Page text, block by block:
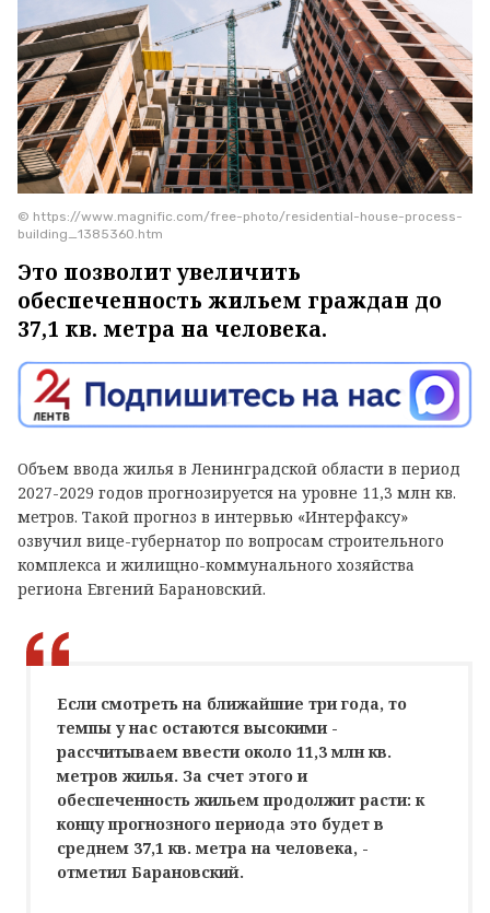
© https://www.magnific.com/free-photo/residential-house-process-
building_1385360.htm
Это позволит увеличить
обеспеченность жильем граждан до
37,1 кв. метра на человека.
Объем ввода жилья в Ленинградской области в период
2027-2029 годов прогнозируется на уровне 11,3 млн кв.
метров. Такой прогноз в интервью «Интерфаксу»
озвучил вице-губернатор по вопросам строительного
комплекса и жилищно-коммунального хозяйства
региона Евгений Барановский.
Если смотреть на ближайшие три года, то
темпы у нас остаются высокими -
рассчитываем ввести около 11,3 млн кв.
метров жилья. За счет этого и
обеспеченность жильем продолжит расти: к
концу прогнозного периода это будет в
среднем 37,1 кв. метра на человека, -
отметил Барановский.